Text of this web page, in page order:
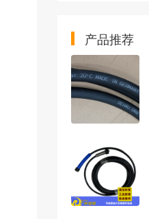
产品推荐